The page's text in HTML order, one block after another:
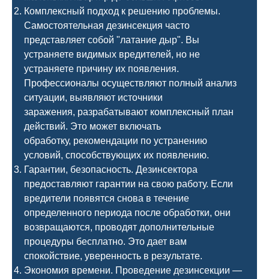
Комплексный подход к решению проблемы.
Самостоятельная дезинсекция часто
представляет собой "латание дыр". Вы
устраняете видимых вредителей, но не
устраняете причину их появления.
Профессионалы осуществляют полный анализ
ситуации, выявляют источники
заражения, разрабатывают комплексный план
действий. Это может включать
обработку, рекомендации по устранению
условий, способствующих их появлению.
Гарантии, безопасность. Дезинсектора
предоставляют гарантии на свою работу. Если
вредители появятся снова в течение
определенного периода после обработки, они
возвращаются, проводят дополнительные
процедуры бесплатно. Это дает вам
спокойствие, уверенность в результате.
Экономия времени. Проведение дезинсекции —